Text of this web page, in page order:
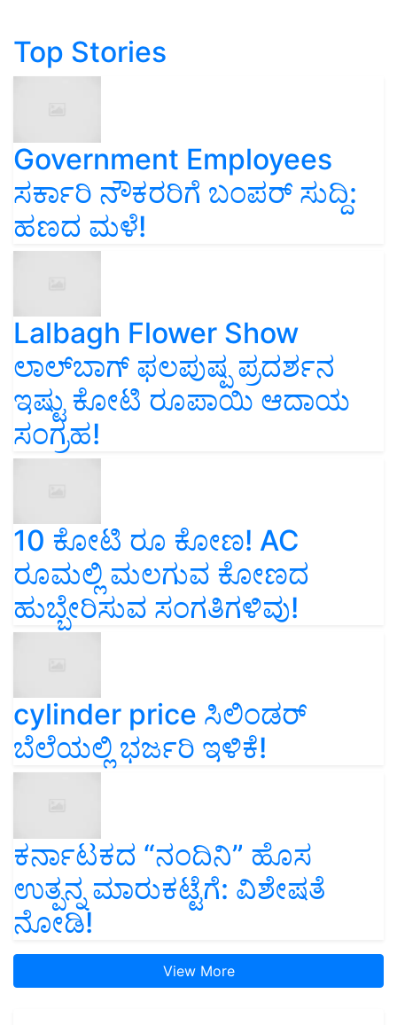
Top Stories
Government Employees
ಸರ್ಕಾರಿ ನೌಕರರಿಗೆ ಬಂಪರ್‌ ಸುದ್ದಿ:
ಹಣದ ಮಳೆ!
Lalbagh Flower Show
ಲಾಲ್‌ಬಾಗ್ ಫಲಪುಷ್ಪ ಪ್ರದರ್ಶನ
ಇಷ್ಟು ಕೋಟಿ ರೂಪಾಯಿ ಆದಾಯ
ಸಂಗ್ರಹ!
10 ಕೋಟಿ ರೂ ಕೋಣ! AC
ರೂಮಲ್ಲಿ ಮಲಗುವ ಕೋಣದ
ಹುಬ್ಬೇರಿಸುವ ಸಂಗತಿಗಳಿವು!
cylinder price ಸಿಲಿಂಡರ್‌
ಬೆಲೆಯಲ್ಲಿ ಭರ್ಜರಿ ಇಳಿಕೆ!
ಕರ್ನಾಟಕದ “ನಂದಿನಿ” ಹೊಸ
ಉತ್ಪನ್ನ ಮಾರುಕಟ್ಟೆಗೆ: ವಿಶೇಷತೆ
ನೋಡಿ!
View More